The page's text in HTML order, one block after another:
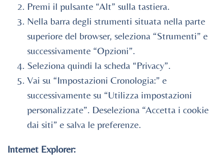
Premi il pulsante “Alt” sulla tastiera.
Nella barra degli strumenti situata nella parte
superiore del browser, seleziona “Strumenti” e
successivamente “Opzioni”.
Seleziona quindi la scheda “Privacy”.
Vai su “Impostazioni Cronologia:” e
successivamente su “Utilizza impostazioni
personalizzate”. Deseleziona “Accetta i cookie
dai siti” e salva le preferenze.
Internet Explorer: